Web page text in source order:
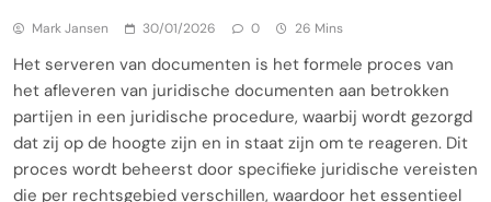
Mark Jansen 30/01/2026 0 26 Mins
Het serveren van documenten is het formele proces van
het afleveren van juridische documenten aan betrokken
partijen in een juridische procedure, waarbij wordt gezorgd
dat zij op de hoogte zijn en in staat zijn om te reageren. Dit
proces wordt beheerst door specifieke juridische vereisten
die per rechtsgebied verschillen, waardoor het essentieel